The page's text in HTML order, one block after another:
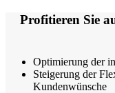
Profitieren Sie
Optimierung der
Steigerung der
Kundenwünsche